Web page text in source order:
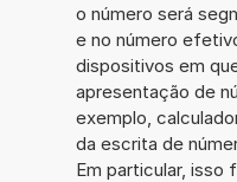
o número será
e no número
dispositivos em
apresentação de
exemplo,
da escrita de
Em particular, isso